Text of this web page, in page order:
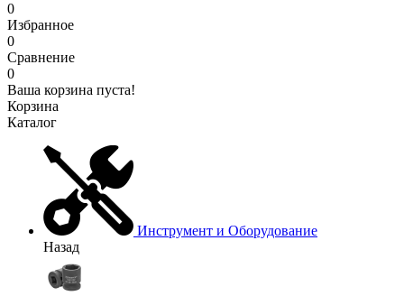
0
Избранное
0
Сравнение
0
Ваша корзина пуста!
Корзина
Каталог
Инструмент и Оборудование
Назад